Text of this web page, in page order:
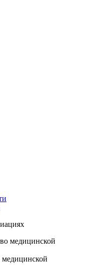
медицинской